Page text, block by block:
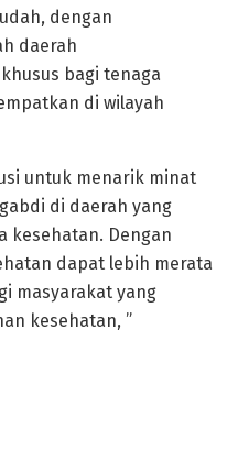
dengan
daerah
bagi tenaga
di wilayah
untuk menarik minat
di daerah yang
kesehatan. Dengan
dapat lebih merata
masyarakat yang
kesehatan, ”